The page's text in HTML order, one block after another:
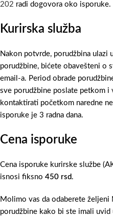
202 radi dogovora oko isporuke.
Kurirska služba
Nakon potvrde, porudžbina ulazi
porudžbine, bićete obavešteni o
email-a. Period obrade
sve porudžbine poslate petkom i
kontaktirati početkom naredne
isporuke je 3 radna dana.
Cena isporuke
Cena isporuke kurirske službe
isnosi fiksno 450 rsd.
Molimo vas da odaberete
porudžbine kako bi ste imali